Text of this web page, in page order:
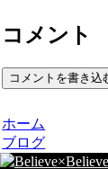
コメント
コメントを書き込
ホーム
ブログ